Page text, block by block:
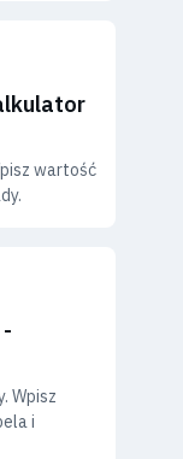
wartość
Wpisz
i